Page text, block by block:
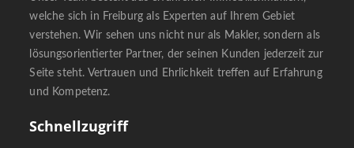
welche sich in Freiburg als Experten auf Ihrem Gebiet
verstehen. Wir sehen uns nicht nur als Makler, sondern als
lösungsorientierter Partner, der seinen Kunden jederzeit zur
Seite steht. Vertrauen und Ehrlichkeit treffen auf Erfahrung
und Kompetenz.
Schnellzugriff